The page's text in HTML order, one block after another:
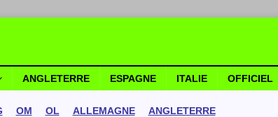
ANGLETERRE ESPAGNE ITALIE OFFICIEL
OM OL ALLEMAGNE
ANGLETERRE